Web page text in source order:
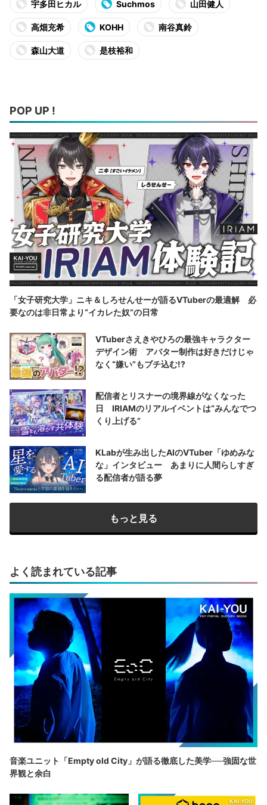
宇多田ヒカル Suchmos 山田健人
高畑充希 KOHH 南谷真鈴
森山大道 是枝裕和
POP UP !
「女子研究大学」ニキ＆しろせんせーが語るVTuberの最適解 必
要なのは非日常より“イカレた奴”の日常
VTuberさえきやひろの最強キャラクター
デザイン術 アバター制作は好きだけじゃ
なく“嫌い”もブチ込む!?
配信者とリスナーの境界線がなくなった
日 IRIAMのリアルイベントは“みんなでつ
くり上げる”
KLabが生み出したAIのVTuber「ゆめみな
な」インタビュー あまりに人間らしすぎ
る配信者が語る夢
もっと見る
よく読まれている記事
音楽ユニット「Empty old City」が語る徹底した美学──強固な世
界観と余白